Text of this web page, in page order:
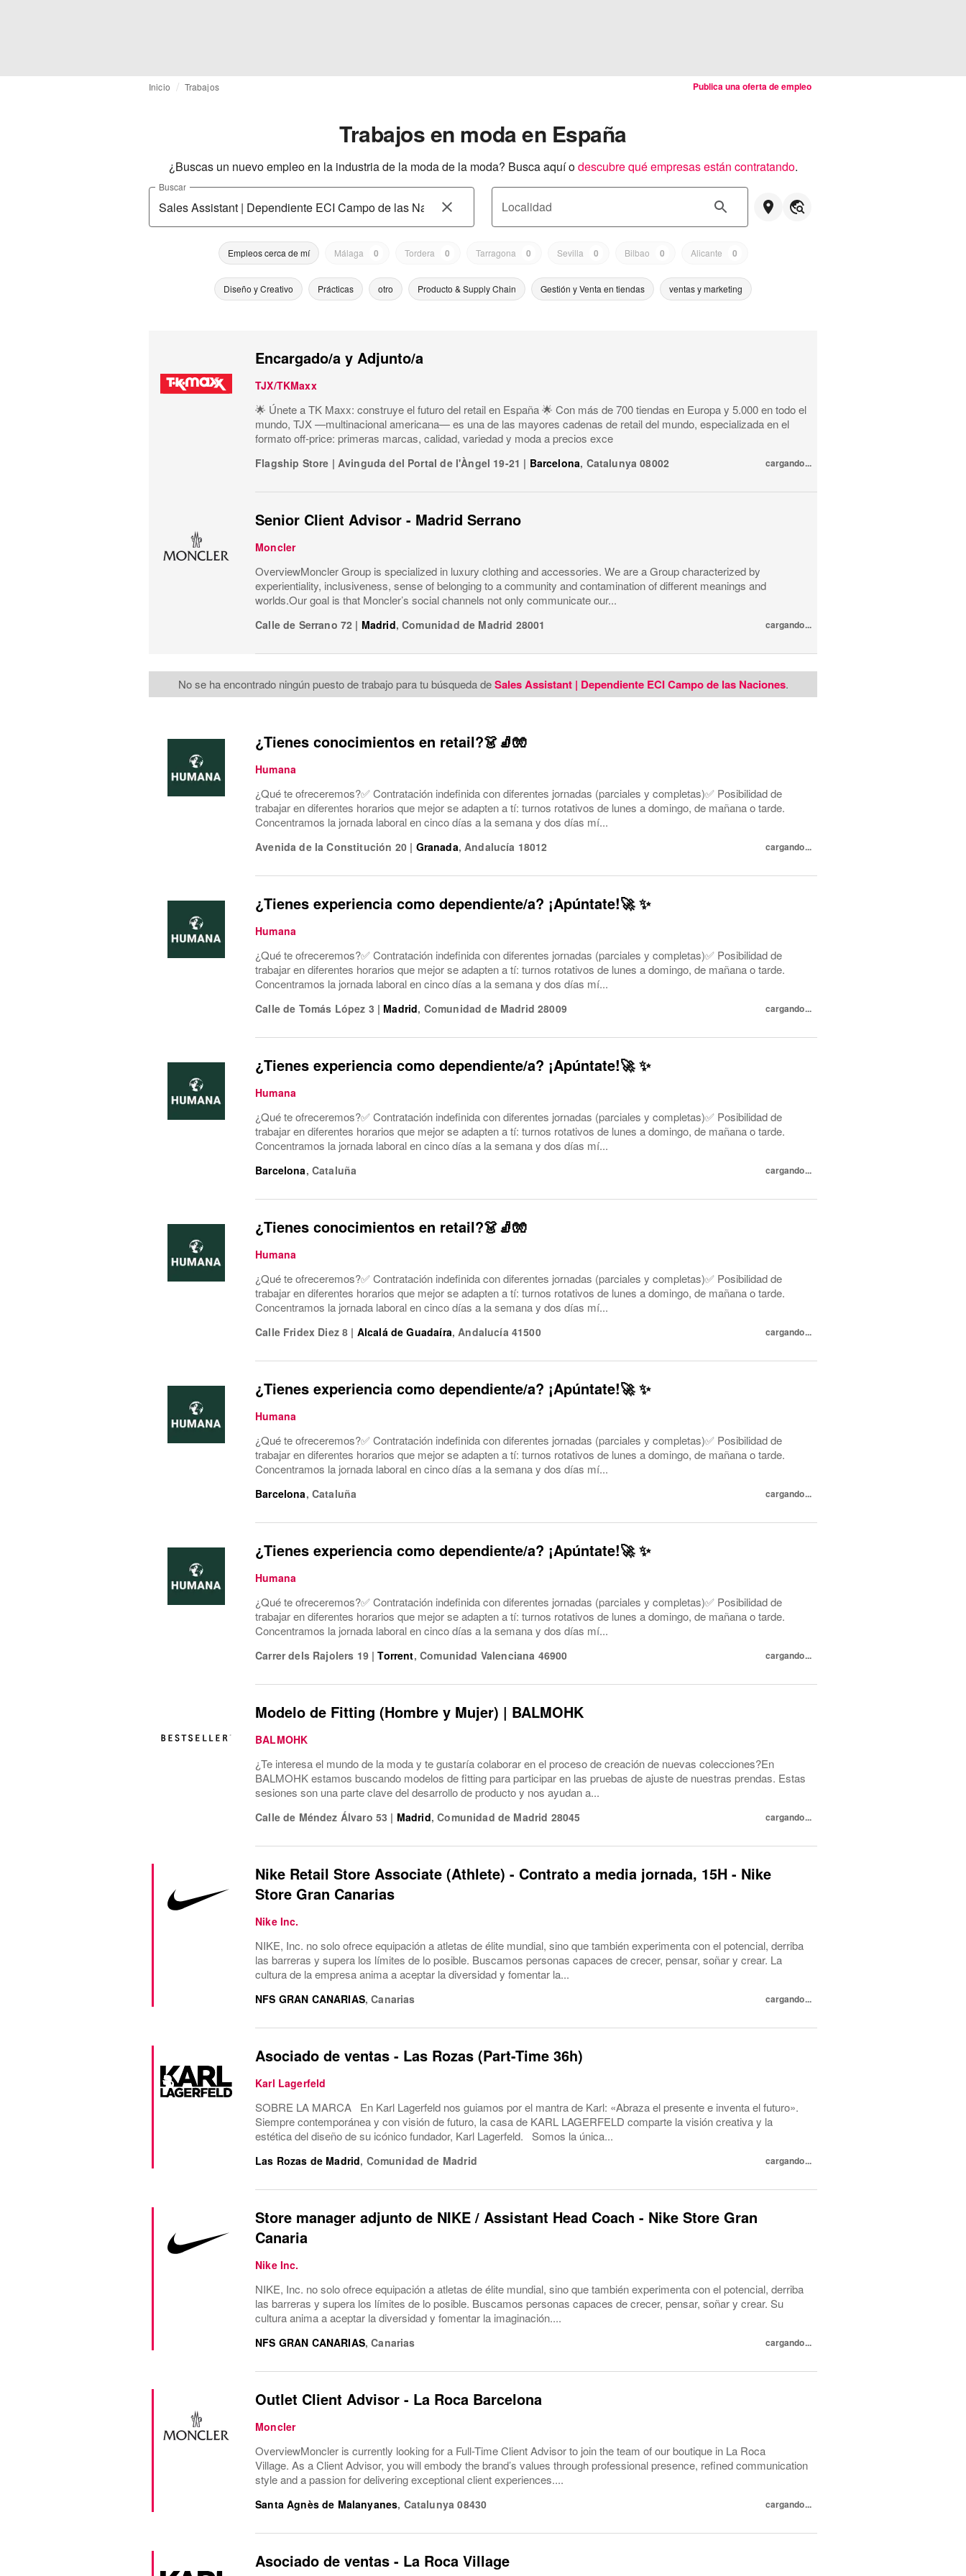
Inicio Trabajos Publica una oferta de empleo
Trabajos en moda en España
¿Buscas un nuevo empleo en la industria de la moda de la moda? Busca aquí odescubre qué empresas están contratando.
Buscar
Localidad
Empleos cerca de mí Málaga 0 Tordera 0 Tarragona 0 Sevilla 0 Bilbao 0 Alicante 0
Diseño y Creativo Prácticas otro Producto & Supply Chain Gestión y Venta en tiendas ventas y marketing
Encargado/a y Adjunto/a
TJX/TKMaxx
🌟 Únete a TK Maxx: construye el futuro del retail en España 🌟 Con más de 700 tiendas en Europa y 5.000 en todo el
mundo, TJX —multinacional americana— es una de las mayores cadenas de retail del mundo, especializada en el
formato off-price: primeras marcas, calidad, variedad y moda a precios exce
Flagship Store | Avinguda del Portal de l'Àngel 19-21 | Barcelona, Catalunya 08002 cargando...
Senior Client Advisor - Madrid Serrano
Moncler
OverviewMoncler Group is specialized in luxury clothing and accessories. We are a Group characterized by
experientiality, inclusiveness, sense of belonging to a community and contamination of different meanings and
worlds.Our goal is that Moncler’s social channels not only communicate our...
Calle de Serrano 72 | Madrid,Comunidad de Madrid 28001 cargando...
No se ha encontrado ningún puesto de trabajo para tu búsqueda deSales Assistant | Dependiente ECI Campo de las Naciones.
¿Tienes conocimientos en retail?👗🧦🧤
Humana
¿Qué te ofreceremos?✅ Contratación indefinida con diferentes jornadas (parciales y completas)✅ Posibilidad de
trabajar en diferentes horarios que mejor se adapten a tí: turnos rotativos de lunes a domingo, de mañana o tarde.
Concentramos la jornada laboral en cinco días a la semana y dos días mí...
Avenida de la Constitución 20 | Granada,Andalucía 18012 cargando...
¿Tienes experiencia como dependiente/a? ¡Apúntate!🚀 ✨
Humana
¿Qué te ofreceremos?✅ Contratación indefinida con diferentes jornadas (parciales y completas)✅ Posibilidad de
trabajar en diferentes horarios que mejor se adapten a tí: turnos rotativos de lunes a domingo, de mañana o tarde.
Concentramos la jornada laboral en cinco días a la semana y dos días mí...
Calle de Tomás López 3 | Madrid, Comunidad de Madrid 28009 cargando...
¿Tienes experiencia como dependiente/a? ¡Apúntate!🚀 ✨
Humana
¿Qué te ofreceremos?✅ Contratación indefinida con diferentes jornadas (parciales y completas)✅ Posibilidad de
trabajar en diferentes horarios que mejor se adapten a tí: turnos rotativos de lunes a domingo, de mañana o tarde.
Concentramos la jornada laboral en cinco días a la semana y dos días mí...
Barcelona, Cataluña cargando...
¿Tienes conocimientos en retail?👗🧦🧤
Humana
¿Qué te ofreceremos?✅ Contratación indefinida con diferentes jornadas (parciales y completas)✅ Posibilidad de
trabajar en diferentes horarios que mejor se adapten a tí: turnos rotativos de lunes a domingo, de mañana o tarde.
Concentramos la jornada laboral en cinco días a la semana y dos días mí...
Calle Fridex Diez 8 | Alcalá de Guadaíra,Andalucía 41500 cargando...
¿Tienes experiencia como dependiente/a? ¡Apúntate!🚀 ✨
Humana
¿Qué te ofreceremos?✅ Contratación indefinida con diferentes jornadas (parciales y completas)✅ Posibilidad de
trabajar en diferentes horarios que mejor se adapten a tí: turnos rotativos de lunes a domingo, de mañana o tarde.
Concentramos la jornada laboral en cinco días a la semana y dos días mí...
Barcelona, Cataluña cargando...
¿Tienes experiencia como dependiente/a? ¡Apúntate!🚀 ✨
Humana
¿Qué te ofreceremos?✅ Contratación indefinida con diferentes jornadas (parciales y completas)✅ Posibilidad de
trabajar en diferentes horarios que mejor se adapten a tí: turnos rotativos de lunes a domingo, de mañana o tarde.
Concentramos la jornada laboral en cinco días a la semana y dos días mí...
Carrer dels Rajolers 19 | Torrent,Comunidad Valenciana 46900 cargando...
Modelo de Fitting (Hombre y Mujer) | BALMOHK
BALMOHK
¿Te interesa el mundo de la moda y te gustaría colaborar en el proceso de creación de nuevas colecciones?En
BALMOHK estamos buscando modelos de fitting para participar en las pruebas de ajuste de nuestras prendas. Estas
sesiones son una parte clave del desarrollo de producto y nos ayudan a...
Calle de Méndez Álvaro 53 | Madrid,Comunidad de Madrid 28045 cargando...
Nike Retail Store Associate (Athlete) - Contrato a media jornada, 15H - Nike
Store Gran Canarias
Nike Inc.
NIKE, Inc. no solo ofrece equipación a atletas de élite mundial, sino que también experimenta con el potencial, derriba
las barreras y supera los límites de lo posible. Buscamos personas capaces de crecer, pensar, soñar y crear. La
cultura de la empresa anima a aceptar la diversidad y fomentar la...
NFS GRAN CANARIAS,Canarias cargando...
Asociado de ventas - Las Rozas (Part-Time 36h)
Karl Lagerfeld
SOBRE LA MARCA En Karl Lagerfeld nos guiamos por el mantra de Karl: «Abraza el presente e inventa el futuro».
Siempre contemporánea y con visión de futuro, la casa de KARL LAGERFELD comparte la visión creativa y la
estética del diseño de su icónico fundador, Karl Lagerfeld. Somos la única...
Las Rozas de Madrid, Comunidad de Madrid cargando...
Store manager adjunto de NIKE / Assistant Head Coach - Nike Store Gran
Canaria
Nike Inc.
NIKE, Inc. no solo ofrece equipación a atletas de élite mundial, sino que también experimenta con el potencial, derriba
las barreras y supera los límites de lo posible. Buscamos personas capaces de crecer, pensar, soñar y crear. Su
cultura anima a aceptar la diversidad y fomentar la imaginación....
NFS GRAN CANARIAS,Canarias cargando...
Outlet Client Advisor - La Roca Barcelona
Moncler
OverviewMoncler is currently looking for a Full-Time Client Advisor to join the team of our boutique in La Roca
Village. As a Client Advisor, you will embody the brand’s values through professional presence, refined communication
style and a passion for delivering exceptional client experiences....
Santa Agnès de Malanyanes, Catalunya 08430 cargando...
Asociado de ventas - La Roca Village